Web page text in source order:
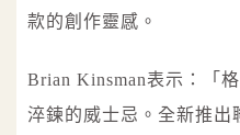
款的創作靈感。
Brian Kinsman表示：「
淬鍊的威士忌。全新推出